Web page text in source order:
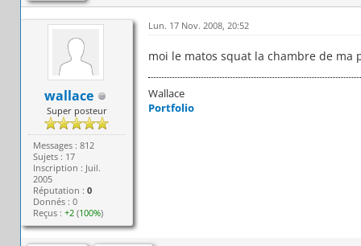
wallace
Super posteur
Messages : 812
Sujets : 17
Inscription : Juil.
2005
Réputation :0
Donnés : 0
Reçus :+2 (100%)
Lun. 17 Nov. 2008, 20:52
moi le matos squat la chambre de
Wallace
Portfolio